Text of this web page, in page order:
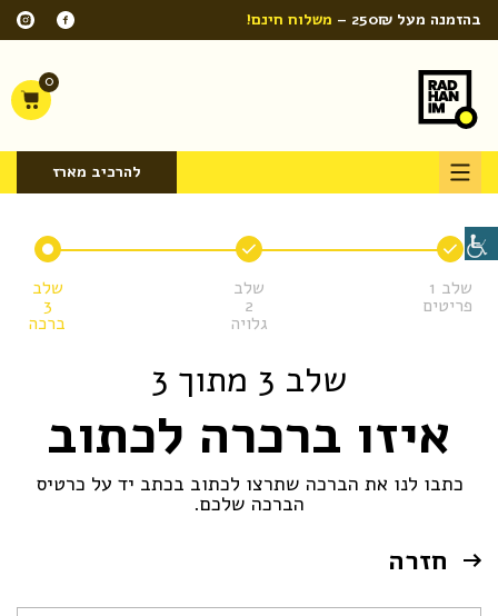
בהזמנה מעל 250₪ – משלוח חינם!
0
להרכיב מארז
שלב 1
פריטים
שלב
2
גלויה
שלב
3
ברכה
שלב 3 מתוך 3
איזו ברכרה לכתוב
כתבו לנו את הברכה שתרצו לכתוב בכתב יד על כרטיס
הברכה שלכם.
חזרה